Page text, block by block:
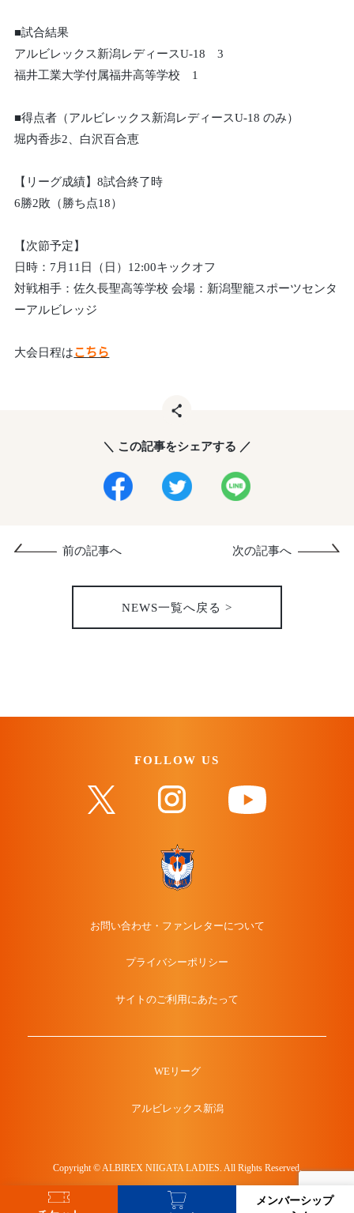
メンバーシップ
■試合結果
アルビレックス新潟レディースU-18 3
福井工業大学付属福井高等学校 1
■得点者（アルビレックス新潟レディースU-18 のみ）
堀内香歩2、白沢百合恵
【リーグ成績】8試合終了時
6勝2敗（勝ち点18）
【次節予定】
日時：7月11日（日）12:00キックオフ
対戦相手：佐久長聖高等学校 会場：新潟聖籠スポーツセンタ
ーアルビレッジ
大会日程はこちら
＼ この記事をシェアする ／
NEWS一覧へ戻る >
前の記事へ 次の記事へ
FOLLOW US
お問い合わせ・ファンレターについて
プライバシーポリシー
サイトのご利用にあたって
WEリーグ
アルビレックス新潟
Copyright © ALBIREX NIIGATA LADIES. All Rights Reserved.